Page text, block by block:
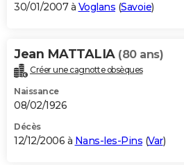
30/01/2007 à Voglans (Savoie)
Jean MATTALIA (80 ans)
Créer une cagnotte obsèques
Naissance
08/02/1926
Décès
12/12/2006 à Nans-les-Pins (Var)